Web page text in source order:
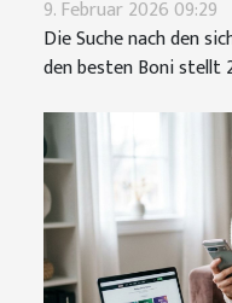
9. Februar 2026 09:29
Die Suche nach den
den besten Boni stellt